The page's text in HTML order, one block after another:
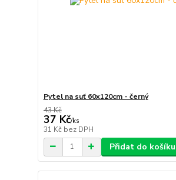
Pytel na suť 60x120cm - černý
43 Kč
37 Kč/ks
31 Kč bez DPH
Přidat do košíku